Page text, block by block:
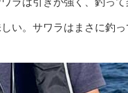
い。サワラはまさに釣